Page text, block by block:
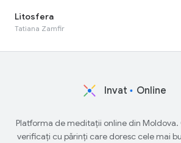
Litosfera
Tatiana Zamfir
Invat Online
Platforma de meditații online din
verificați cu părinți care doresc cele mai